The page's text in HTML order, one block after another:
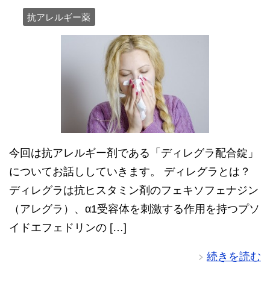
抗アレルギー薬
今回は抗アレルギー剤である「ディレグラ配合錠」
についてお話ししていきます。 ディレグラとは？
ディレグラは抗ヒスタミン剤のフェキソフェナジン
（アレグラ）、α1受容体を刺激する作用を持つプソ
イドエフェドリンの […]
続きを読む